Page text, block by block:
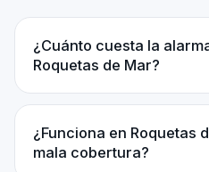
¿Cuánto cuesta la
Roquetas de Mar?
¿Funciona en Roquetas
mala cobertura?